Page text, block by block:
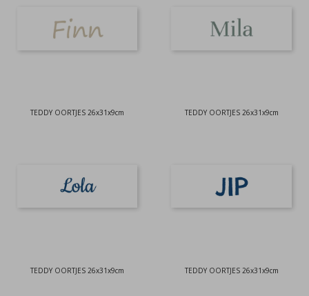
TEDDY OORTJES 26x31x9cm TEDDY OORTJES 26x31x9cm
TEDDY OORTJES 26x31x9cm TEDDY OORTJES 26x31x9cm